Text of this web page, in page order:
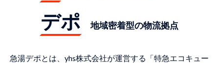
デポ 地域密着型の物流拠点
急湯デポとは、yhs株式会社が運営する「特急エコキュー